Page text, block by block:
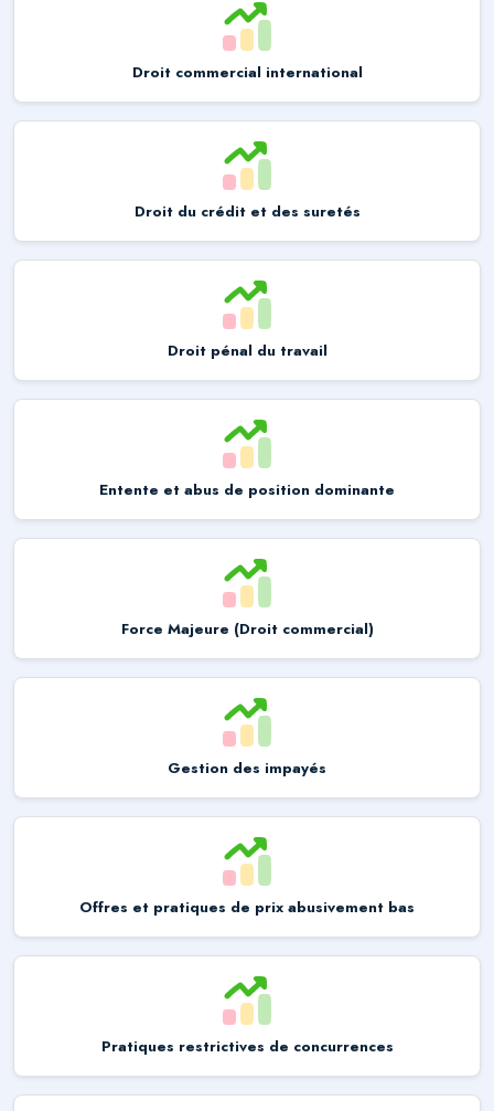
Droit commercial international
Droit du crédit et des suretés
Droit pénal du travail
Entente et abus de position dominante
Force Majeure (Droit commercial)
Gestion des impayés
Offres et pratiques de prix abusivement bas
Pratiques restrictives de concurrences